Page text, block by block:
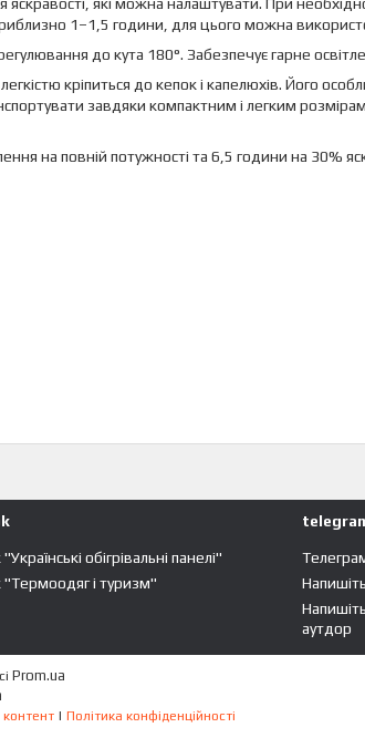
1–1,5 години, для цього можна
до кута 180°. Забезпечує гарне
кріпиться до кепок і капелюхів. Його
завдяки компактним і легким
на повній потужності та 6,5 години на 30%
обігрівальні панелі"
і туризм"
аутдор
Prom.ua
| Політика конфіденційності